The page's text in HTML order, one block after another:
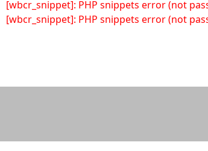
[wbcr_snippet]: PHP snippets error (not
[wbcr_snippet]: PHP snippets error (not